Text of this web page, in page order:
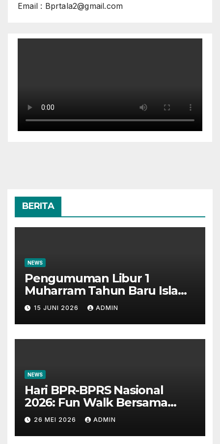
Email : Bprtala2@gmail.com
BERITA
NEWS
Pengumuman Libur 1
Muharram Tahun Baru Islam
1448H
15 JUNI 2026 ADMIN
NEWS
Hari BPR-BPRS Nasional
2026: Fun Walk Bersama
Masyarakat dan Insan
Perbankan
26 MEI 2026 ADMIN